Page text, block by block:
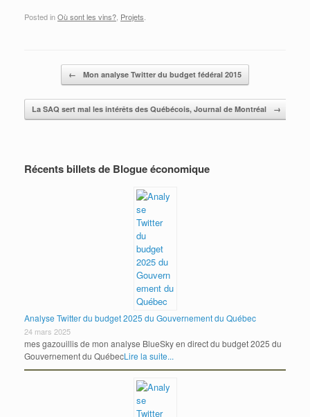
Posted inOù sont les vins? Projets
Post navigation
← Mon analyse Twitter du budget fédéral 2015
La SAQ sert mal les intérêts des Québécois, Journal de Montréal →
Récents billets de Blogue économique
Analyse Twitter du budget 2025 du Gouvernement du Québec
24 mars 2025
mes gazouillis de mon analyse BlueSky en direct du budget 2025 du
Gouvernement du QuébecLire la suite...